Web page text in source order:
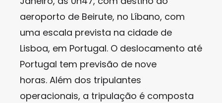
aeroporto de Beirute, no Líbano, com
uma escala prevista na cidade de
Lisboa, em Portugal. O deslocamento até
Portugal tem previsão de nove
horas. Além dos tripulantes
operacionais, a tripulação é composta